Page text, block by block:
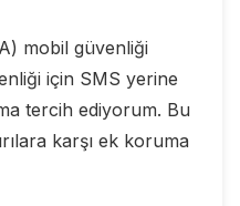
mobil güvenliği
için SMS yerine
tercih ediyorum. Bu
karşı ek koruma